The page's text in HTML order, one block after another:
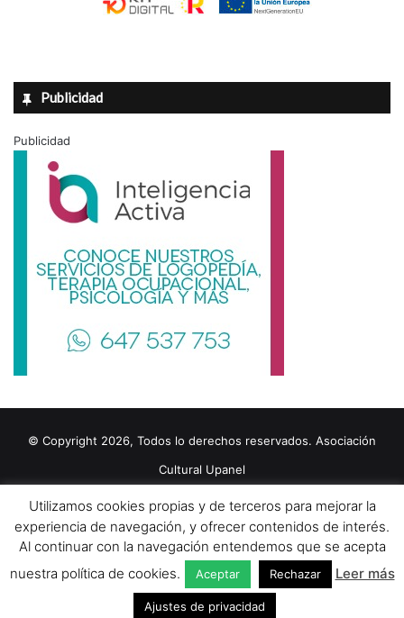
Publicidad
Publicidad
© Copyright 2026, Todos lo derechos reservados. Asociación
Cultural Upanel
Política de cookies Política de privacidad
Aviso Legal
Contacto
Publicidad 2024
Facebook
X YouTube
Utilizamos cookies propias y de terceros para mejorar la
experiencia de navegación, y ofrecer contenidos de interés.
Al continuar con la navegación entendemos que se acepta
nuestra política de cookies.
Aceptar Rechazar Leer más
Ajustes de privacidad